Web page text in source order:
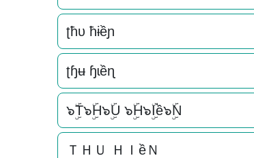
ʈħυ ħɨềɲ
ʈɧʉ ɧɩềɳ
๖ۣۜT๖ۣۜH๖ۣۜU ๖ۣۜH๖ۣۜIề๖ۣۜN
ＴＨＵ ＨＩềＮ